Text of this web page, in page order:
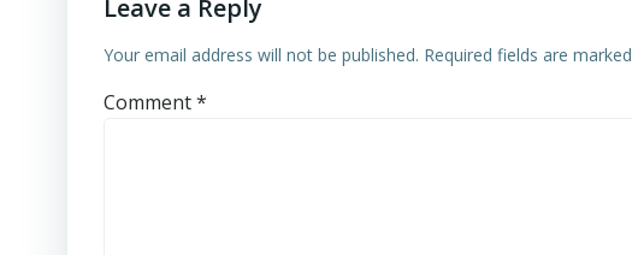
Leave a Reply
Your email address will not be published. Required fields are marked
Comment*